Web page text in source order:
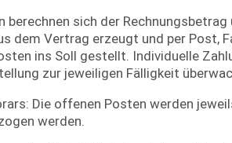
sich der Rechnungsbetrag
dem Vertrag erzeugt und per Post,
ins Soll gestellt. Individuelle
zur jeweiligen Fälligkeit
Die offenen Posten werden
werden.